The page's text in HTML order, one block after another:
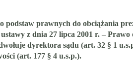
prawnych do obciążania
z dnia 27 lipca 2001 r. –
dyrektora sądu (art. 32 § 1
(art. 177 § 4 u.s.p.).